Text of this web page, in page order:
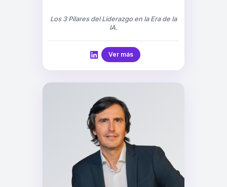
Los 3 Pilares del Liderazgo en la Era de la
IA.
Ver más